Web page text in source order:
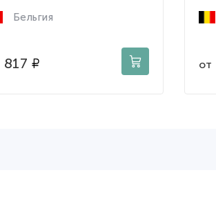
Бельгия
817 от